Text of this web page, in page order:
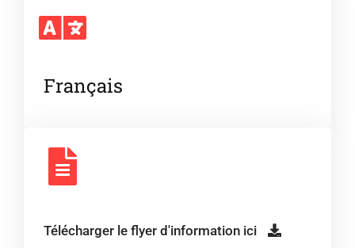
Français
Télécharger le flyer d'information ici